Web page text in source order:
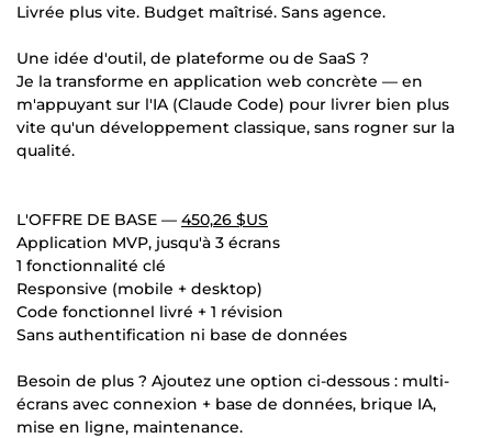
Livrée plus vite. Budget maîtrisé. Sans agence.
Une idée d'outil, de plateforme ou de SaaS ?
Je la transforme en application web concrète — en
m'appuyant sur l'IA (Claude Code) pour livrer bien plus
vite qu'un développement classique, sans rogner sur la
qualité.
L'OFFRE DE BASE — 450,26 $US
Application MVP, jusqu'à 3 écrans
1 fonctionnalité clé
Responsive (mobile + desktop)
Code fonctionnel livré + 1 révision
Sans authentification ni base de données
Besoin de plus ? Ajoutez une option ci-dessous : multi-
écrans avec connexion + base de données, brique IA,
mise en ligne, maintenance.